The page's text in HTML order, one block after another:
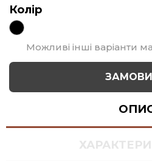
Колір
Можливі інші варіанти